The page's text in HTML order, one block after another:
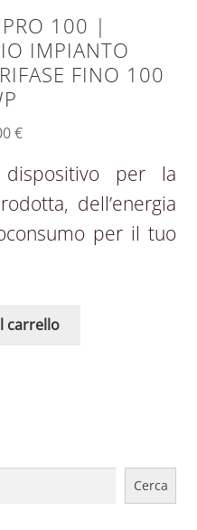
100 |
IMPIANTO
FINO 100
€
dispositivo per la
dell’energia
per il tuo
carrello
Cerca